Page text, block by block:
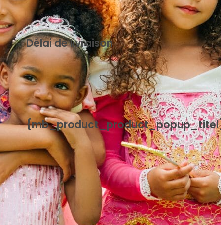
Délai de livraison
{mb_levertijd-uitleg_uitleg_standaard_levertijd}
{mb_product_product_handleiding}